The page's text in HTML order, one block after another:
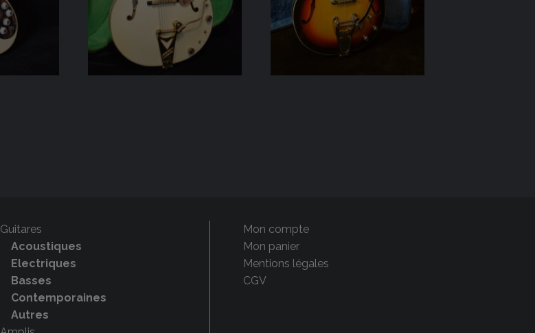
Guitares
Acoustiques
Electriques
Basses
Contemporaines
Autres
Mon compte
Mon panier
Mentions légales
CGV